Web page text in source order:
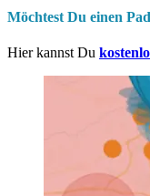
Möchtest Du einen
Hier kannst Du